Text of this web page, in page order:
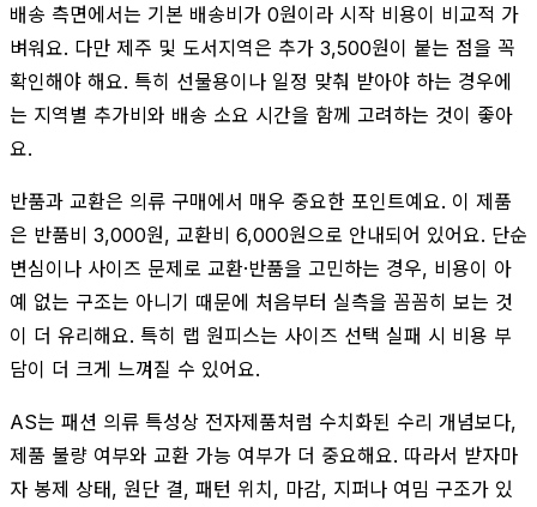
배송 측면에서는 기본 배송비가 0원이라 시작 비용이 비교적 가
벼워요. 다만 제주 및 도서지역은 추가 3,500원이 붙는 점을 꼭
확인해야 해요. 특히 선물용이나 일정 맞춰 받아야 하는 경우에
는 지역별 추가비와 배송 소요 시간을 함께 고려하는 것이 좋아
요.
반품과 교환은 의류 구매에서 매우 중요한 포인트예요. 이 제품
은 반품비 3,000원, 교환비 6,000원으로 안내되어 있어요. 단순
변심이나 사이즈 문제로 교환·반품을 고민하는 경우, 비용이 아
예 없는 구조는 아니기 때문에 처음부터 실측을 꼼꼼히 보는 것
이 더 유리해요. 특히 랩 원피스는 사이즈 선택 실패 시 비용 부
담이 더 크게 느껴질 수 있어요.
AS는 패션 의류 특성상 전자제품처럼 수치화된 수리 개념보다,
제품 불량 여부와 교환 가능 여부가 더 중요해요. 따라서 받자마
자 봉제 상태, 원단 결, 패턴 위치, 마감, 지퍼나 여밈 구조가 있